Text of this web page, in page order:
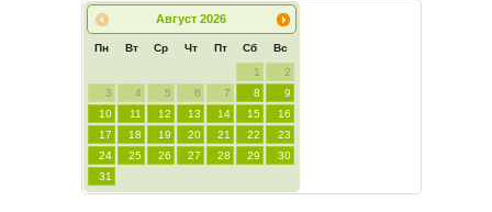
Август 2026
Пн Вт Ср Чт Пт Сб Вс
1
2
3
4 5 6 7 8
9
10
11 12 13 14 15
16
17
18 19 20 21 22
23
24
25 26 27 28 29
30
31